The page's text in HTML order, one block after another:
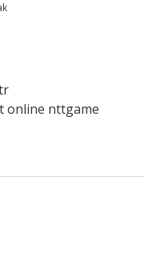
online nttgame